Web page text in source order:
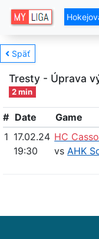
Späť
Tresty - Úprava
2 min
# Date Game
1 17.02.24
19:30
HC
vsAHK